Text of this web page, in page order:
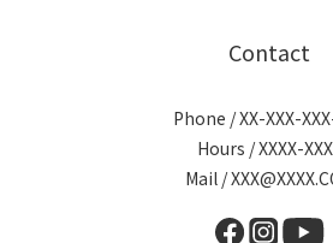
Contact
Phone / XX-XXX-
Hours / XXXX-
Mail /